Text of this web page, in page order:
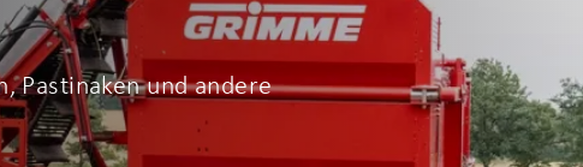
Pastinaken und andere